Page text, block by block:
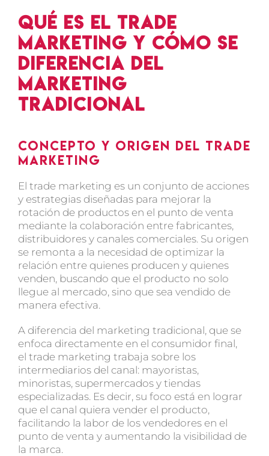
Qué es el trade
marketing y cómo se
diferencia del
marketing
tradicional
Concepto y origen del trade
marketing
El trade marketing es un conjunto de acciones
y estrategias diseñadas para mejorar la
rotación de productos en el punto de venta
mediante la colaboración entre fabricantes,
distribuidores y canales comerciales. Su origen
se remonta a la necesidad de optimizar la
relación entre quienes producen y quienes
venden, buscando que el producto no solo
llegue al mercado, sino que sea vendido de
manera efectiva.
A diferencia del marketing tradicional, que se
enfoca directamente en el consumidor final,
el trade marketing trabaja sobre los
intermediarios del canal: mayoristas,
minoristas, supermercados y tiendas
especializadas. Es decir, su foco está en lograr
que el canal quiera vender el producto,
facilitando la labor de los vendedores en el
punto de venta y aumentando la visibilidad de
la marca.